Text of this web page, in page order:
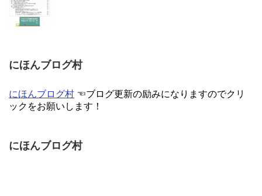
にほんブログ村
にほんブログ村 ☜ブログ更新の励みになりますのでクリ
ックをお願いします！
にほんブログ村